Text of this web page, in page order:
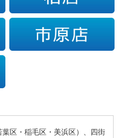
区・稲毛区・美浜区）、四街